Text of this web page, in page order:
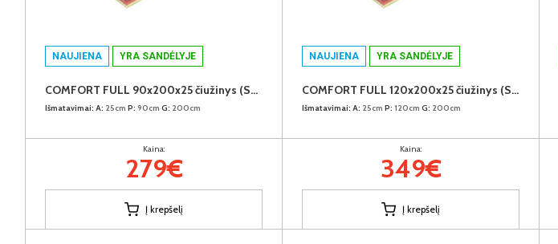
NAUJIENA YRA SANDĖLYJE
COMFORT FULL 90x200x25 čiužinys (Susuktas)
Išmatavimai: A: 25cm P: 90cm G: 200cm
Kaina:
279€
Į krepšelį
NAUJIENA YRA SANDĖLYJE
COMFORT FULL 120x200x25 čiužinys (Susuktas)
Išmatavimai: A: 25cm P: 120cm G: 200cm
Kaina:
349€
Į krepšelį